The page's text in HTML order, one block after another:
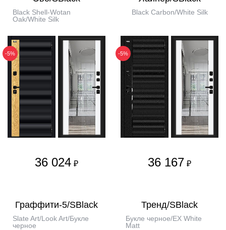
Black Shell-Wotan
Oak/White Silk
-5%
36 024 ₽
Black Carbon/White Silk
-5%
36 167 ₽
Граффити-5/SBlack
Slate Art/Look Art/Букле
черное
Тренд/SBlack
Букле черное/EX White
Matt